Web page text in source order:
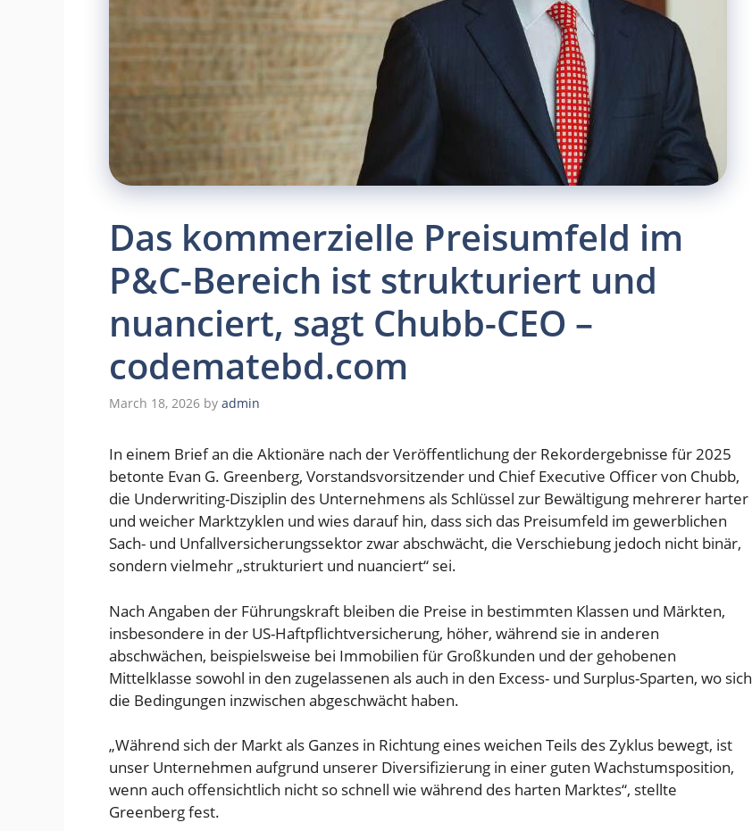
Das kommerzielle Preisumfeld im
P&C-Bereich ist strukturiert und
nuanciert, sagt Chubb-CEO –
codematebd.com
March 18, 2026 by admin
In einem Brief an die Aktionäre nach der Veröffentlichung der Rekordergebnisse für 2025
betonte Evan G. Greenberg, Vorstandsvorsitzender und Chief Executive Officer von Chubb,
die Underwriting-Disziplin des Unternehmens als Schlüssel zur Bewältigung mehrerer harter
und weicher Marktzyklen und wies darauf hin, dass sich das Preisumfeld im gewerblichen
Sach- und Unfallversicherungssektor zwar abschwächt, die Verschiebung jedoch nicht binär,
sondern vielmehr „strukturiert und nuanciert“ sei.
Nach Angaben der Führungskraft bleiben die Preise in bestimmten Klassen und Märkten,
insbesondere in der US-Haftpflichtversicherung, höher, während sie in anderen
abschwächen, beispielsweise bei Immobilien für Großkunden und der gehobenen
Mittelklasse sowohl in den zugelassenen als auch in den Excess- und Surplus-Sparten, wo sich
die Bedingungen inzwischen abgeschwächt haben.
„Während sich der Markt als Ganzes in Richtung eines weichen Teils des Zyklus bewegt, ist
unser Unternehmen aufgrund unserer Diversifizierung in einer guten Wachstumsposition,
wenn auch offensichtlich nicht so schnell wie während des harten Marktes“, stellte
Greenberg fest.